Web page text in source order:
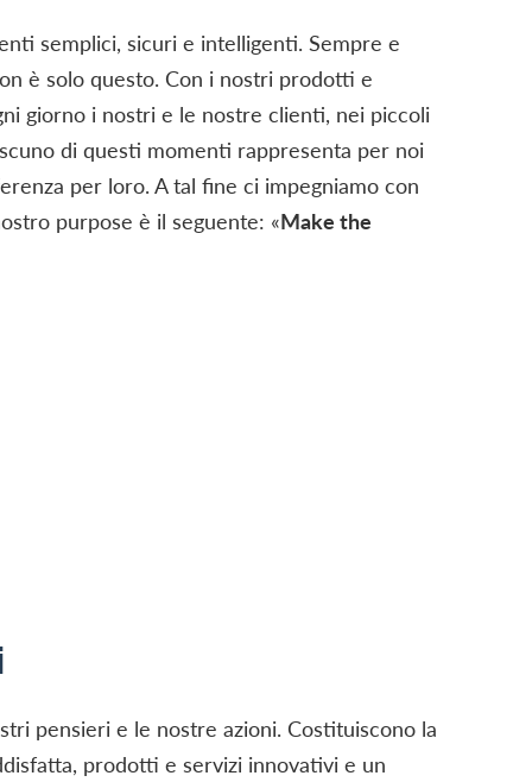
semplici, sicuri e intelligenti. Sempre e
è solo questo. Con i nostri prodotti e
giorno i nostri e le nostre clienti, nei piccoli
di questi momenti rappresenta per noi
per loro. A tal fine ci impegniamo con
purpose è il seguente: «Make the
pensieri e le nostre azioni. Costituiscono la
prodotti e servizi innovativi e un